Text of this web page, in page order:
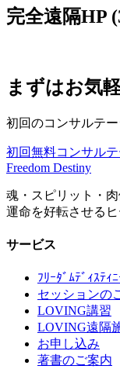
完全遠隔HP
まずはお気
初回のコンサルテー
初回無料コンサル
Freedom Destiny
魂・スピリット・
運命を好転させる
サービス
ﾌﾘｰﾀﾞﾑﾃﾞｨｽﾃｨ
セッションの
LOVING講習
LOVING遠隔
お申し込み
著書のご案内